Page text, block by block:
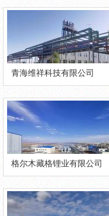
青海维祥科技有限公司
格尔木藏格锂业有限公司